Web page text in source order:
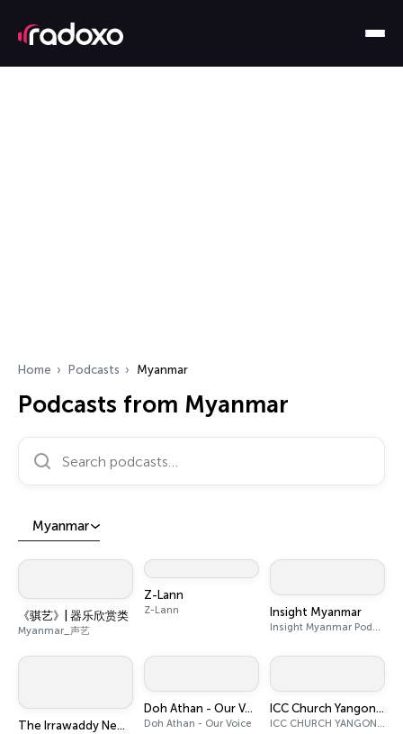
Home Podcasts Myanmar
Podcasts from Myanmar
Search podcasts…
Myanmar
《骐艺》| 器乐欣赏类
Myanmar_声艺
Z-Lann
Z-Lann Insight Myanmar
Insight Myanmar Podcast
The Irrawaddy Newscast - Burmese Edition
Doh Athan - Our Voice
Doh Athan - Our Voice
ICC Church Yangon/Myanmar
ICC CHURCH YANGON/MYANMAR